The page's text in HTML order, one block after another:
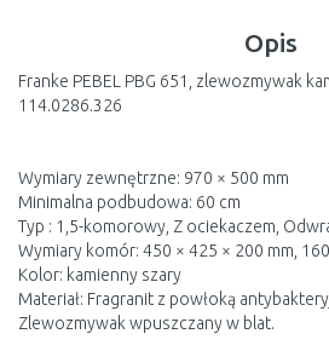
Opis
Franke PEBEL PBG 651, zlewozmywak
114.0286.326
Wymiary zewnętrzne: 970 × 500 mm
Minimalna podbudowa: 60 cm
Typ : 1,5-komorowy, Z ociekaczem,
Wymiary komór: 450 × 425 × 200 mm,
Kolor: kamienny szary
Materiał: Fragranit z powłoką
Zlewozmywak wpuszczany w blat.